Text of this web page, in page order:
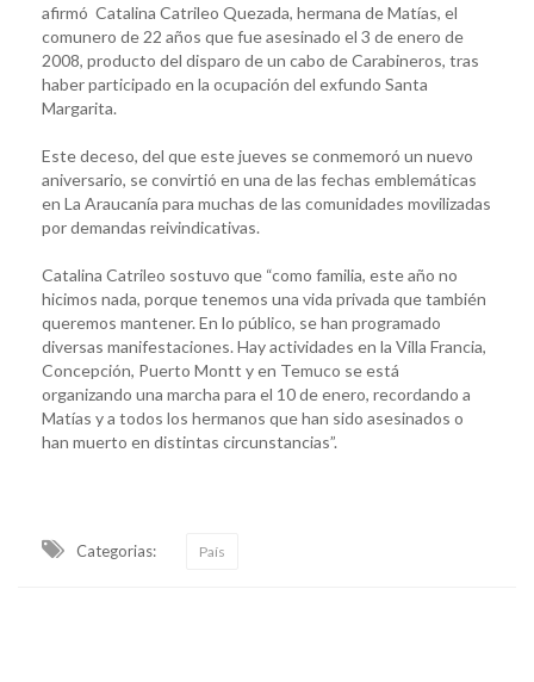
afirmó Catalina Catrileo Quezada, hermana de Matías, el
comunero de 22 años que fue asesinado el 3 de enero de
2008, producto del disparo de un cabo de Carabineros, tras
haber participado en la ocupación del exfundo Santa
Margarita.
Este deceso, del que este jueves se conmemoró un nuevo
aniversario, se convirtió en una de las fechas emblemáticas
en La Araucanía para muchas de las comunidades movilizadas
por demandas reivindicativas.
Catalina Catrileo sostuvo que “como familia, este año no
hicimos nada, porque tenemos una vida privada que también
queremos mantener. En lo público, se han programado
diversas manifestaciones. Hay actividades en la Villa Francia,
Concepción, Puerto Montt y en Temuco se está
organizando una marcha para el 10 de enero, recordando a
Matías y a todos los hermanos que han sido asesinados o
han muerto en distintas circunstancias”.
Categorias: País